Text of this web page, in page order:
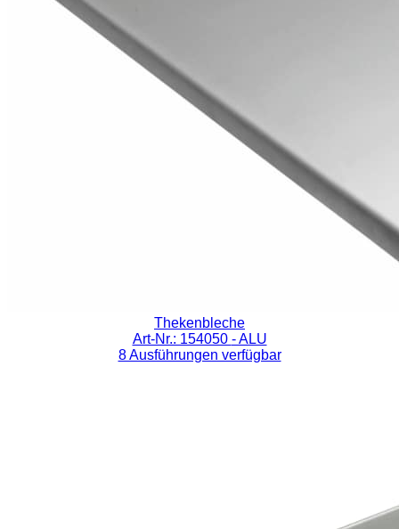
Thekenbleche
Art-Nr.: 154050 - ALU
8 Ausführungen verfügbar